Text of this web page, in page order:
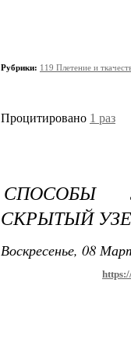
Рубрики: 119 Плетение и
Процитировано 1 раз
СПОСОБЫ
СКРЫТЫЙ
Воскресенье, 08